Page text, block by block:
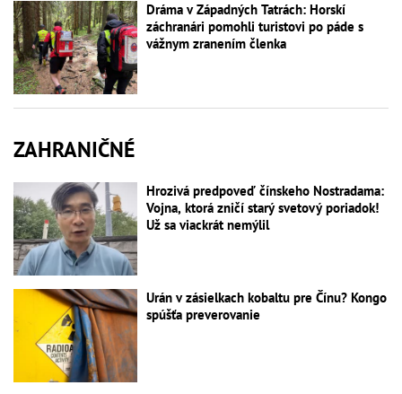
Dráma v Západných Tatrách: Horskí
záchranári pomohli turistovi po páde s
vážnym zranením členka
ZAHRANIČNÉ
Hrozivá predpoveď čínskeho Nostradama:
Vojna, ktorá zničí starý svetový poriadok!
Už sa viackrát nemýlil
Urán v zásielkach kobaltu pre Čínu? Kongo
spúšťa preverovanie